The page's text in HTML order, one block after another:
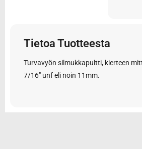
Tietoa Tuotteesta
Turvavyön silmukkapultti, kierteen
7/16″ unf eli noin 11mm.